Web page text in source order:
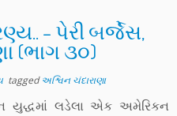
– પેરી બર્જેસ,
(ભાગ ૩૦)
taggedઅશ્વિન ચંદારાણા
યુદ્ધમાં લડેલા એક અમેરિકન